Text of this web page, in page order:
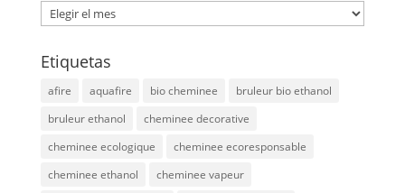
Archives
Etiquetas
afire aquafire bio cheminee
bruleur bio ethanol
bruleur ethanol
cheminee decorative
cheminee ecologique
cheminee ecoresponsable
cheminee ethanol
cheminee vapeur